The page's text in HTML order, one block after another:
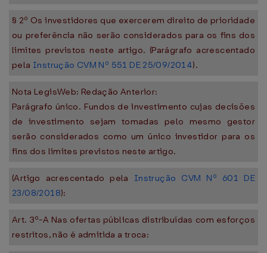
§ 2º Os investidores que exercerem direito de prioridade
ou preferência não serão considerados para os fins dos
limites previstos neste artigo. (Parágrafo acrescentado
pela Instrução CVM Nº 551 DE 25/09/2014).
Nota LegisWeb: Redação Anterior:
Parágrafo único. Fundos de investimento cujas decisões
de investimento sejam tomadas pelo mesmo gestor
serão considerados como um único investidor para os
fins dos limites previstos neste artigo.
(Artigo acrescentado pela Instrução CVM Nº 601 DE
23/08/2018):
Art. 3º-A Nas ofertas públicas distribuídas com esforços
restritos, não é admitida a troca: